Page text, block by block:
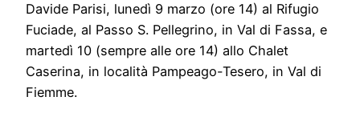
Davide Parisi, lunedì 9 marzo (ore 14) al Rifugio
Fuciade, al Passo S. Pellegrino, in Val di Fassa, e
martedì 10 (sempre alle ore 14) allo Chalet
Caserina, in località Pampeago-Tesero, in Val di
Fiemme.